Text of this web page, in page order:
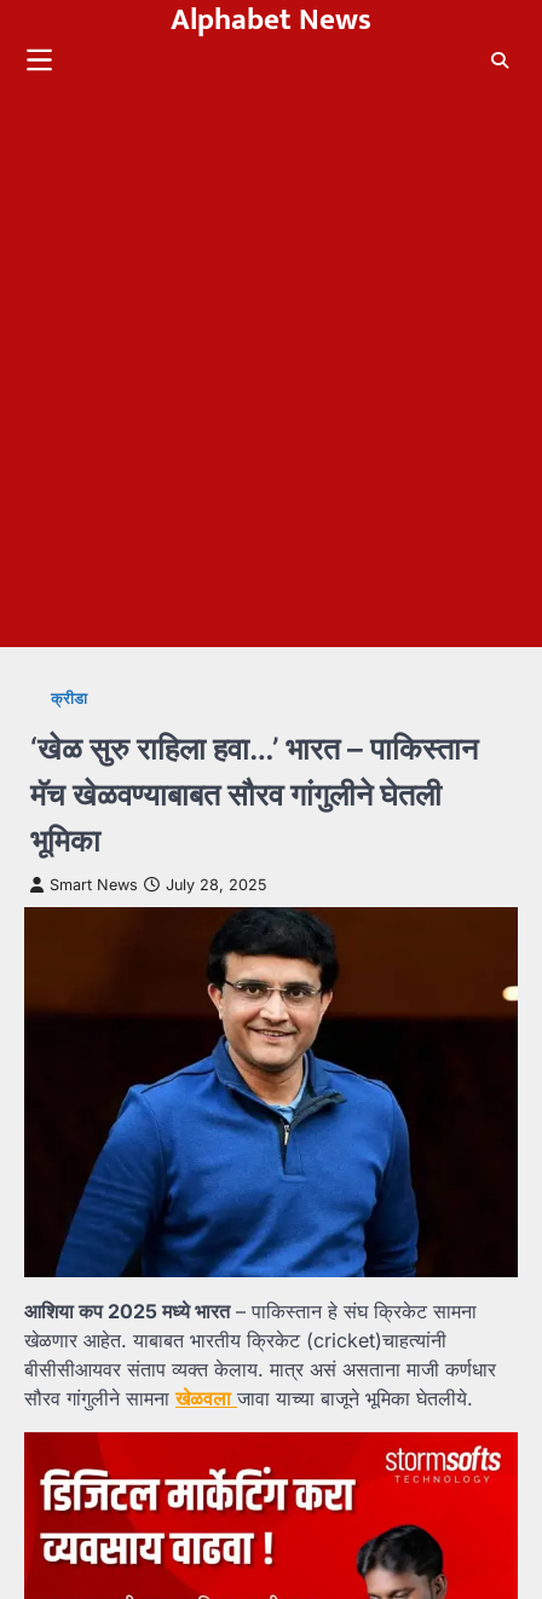
content
Alphabet News
क्रीडा
‘खेळ सुरु राहिला हवा…’ भारत – पाकिस्तान
मॅच खेळवण्याबाबत सौरव गांगुलीने घेतली
भूमिका
Smart News July 28, 2025
आशिया कप 2025 मध्ये भारत– पाकिस्तान हे संघ क्रिकेट सामना
खेळणार आहेत. याबाबत भारतीय क्रिकेट (cricket)चाहत्यांनी
बीसीसीआयवर संताप व्यक्त केलाय. मात्र असं असताना माजी कर्णधार
सौरव गांगुलीने सामनाखेळवला जावा याच्या बाजूने भूमिका घेतलीये.